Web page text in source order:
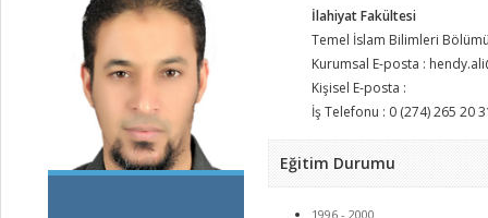
İlahiyat Fakültesi
Temel İslam Bilimleri
Kurumsal E-posta :
Kişisel E-posta :
İş Telefonu : 0 (274) 265 20
Eğitim Durumu
1996 - 2000